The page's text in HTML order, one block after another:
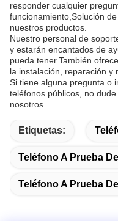
responder cualquier
funcionamiento,Solución
nuestros productos.
Nuestro personal de
y estarán encantados de
pueda tener.También
la instalación, reparación y
Si tiene alguna pregunta o
teléfonos públicos, no
nosotros.
Etiquetas:
Teléfono A Prueba
Teléfono A Prueba